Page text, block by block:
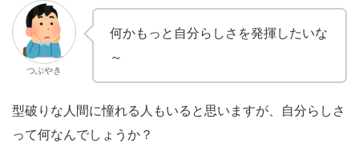
つぶやき
何かもっと自分らしさを発揮したいな
～
型破りな人間に憧れる人もいると思いますが、自分らしさ
って何なんでしょうか？